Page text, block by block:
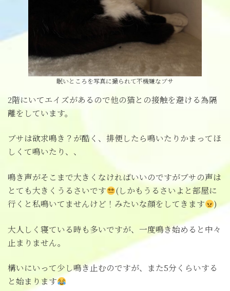
眠いところを写真に撮られて不機嫌なブサ
2階にいてエイズがあるので他の猫との接触を避ける為隔
離をしています。
ブサは欲求鳴き？が酷く、排便したら鳴いたりかまってほ
しくて鳴いたり、、
鳴き声がそこまで大きくなければいいのですがブサの声は
とても大きくうるさいです
(しかもうるさいよと部屋に
行くと私鳴いてませんけど！みたいな顔をしてきます
)
大人しく寝ている時も多いですが、一度鳴き始めると中々
止まりません。
構いにいって少し鳴き止むのですが、また5分くらいする
と始まります